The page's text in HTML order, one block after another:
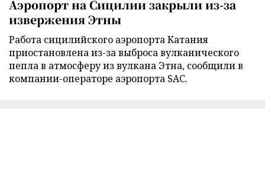
Аэропорт на Сицилии закрыли из-за
извержения Этны
Работа сицилийского аэропорта Катания
приостановлена из-за выброса вулканического
пепла в атмосферу из вулкана Этна, сообщили в
компании-операторе аэропорта SAC.